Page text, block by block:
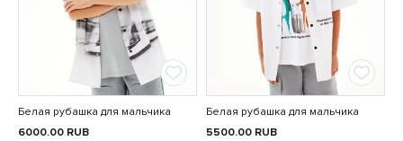
Белая рубашка для мальчика
6000.00 RUB
Белая рубашка для мальчика
5500.00 RUB